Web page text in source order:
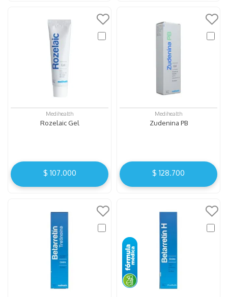
Medihealth
Rozelaic Gel
$ 107.000
Medihealth
Zudenina PB
$ 128.700